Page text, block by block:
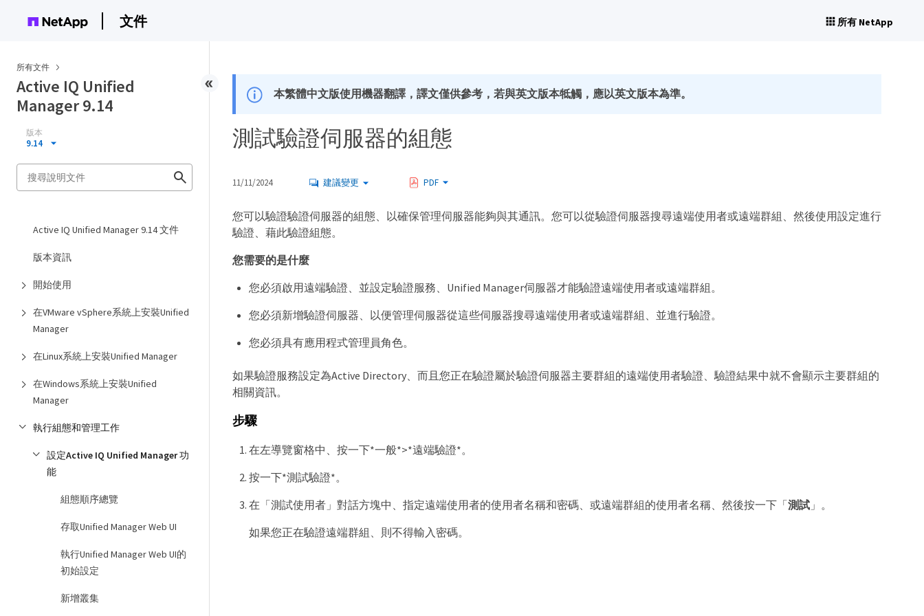
文件 所有 NetApp
所有文件
Active IQ Unified
Manager 9.14
版本
9.14
Active IQ Unified Manager 9.14 文件
版本資訊
開始使用
在VMware vSphere系統上安裝Unified
Manager
在Linux系統上安裝Unified Manager
在Windows系統上安裝Unified
Manager
執行組態和管理工作
設定Active IQ Unified Manager 功
能
組態順序總覽
存取Unified Manager Web UI
執行Unified Manager Web UI的
初始設定
新增叢集
本繁體中文版使用機器翻譯，譯文僅供參考，若與英文版本牴觸，應以英文版本為準。
測試驗證伺服器的組態
11/11/2024 建議變更 PDF
您可以驗證驗證伺服器的組態、以確保管理伺服器能夠與其通訊。您可以從驗證伺服器搜尋遠端使用者或遠端群組、然後使用設定進行
驗證、藉此驗證組態。
您需要的是什麼
您必須啟用遠端驗證、並設定驗證服務、Unified Manager伺服器才能驗證遠端使用者或遠端群組。
您必須新增驗證伺服器、以便管理伺服器從這些伺服器搜尋遠端使用者或遠端群組、並進行驗證。
您必須具有應用程式管理員角色。
如果驗證服務設定為Active Directory、而且您正在驗證屬於驗證伺服器主要群組的遠端使用者驗證、驗證結果中就不會顯示主要群組的
相關資訊。
步驟
在左導覽窗格中、按一下*一般*>*遠端驗證*。
按一下*測試驗證*。
在「測試使用者」對話方塊中、指定遠端使用者的使用者名稱和密碼、或遠端群組的使用者名稱、然後按一下「測試」。
如果您正在驗證遠端群組、則不得輸入密碼。